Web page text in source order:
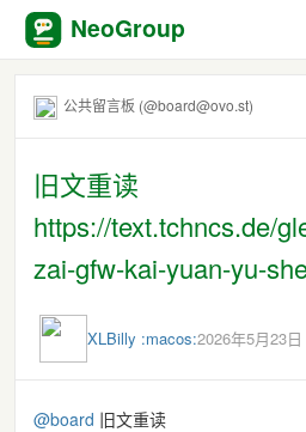
NeoGroup
公共留言板 (@board@ovo.st)
旧文重读
https://text.tchncs.de/
zai-gfw-kai-yuan-yu-
XLBilly :macos:2026年5月23
@board 旧文重读